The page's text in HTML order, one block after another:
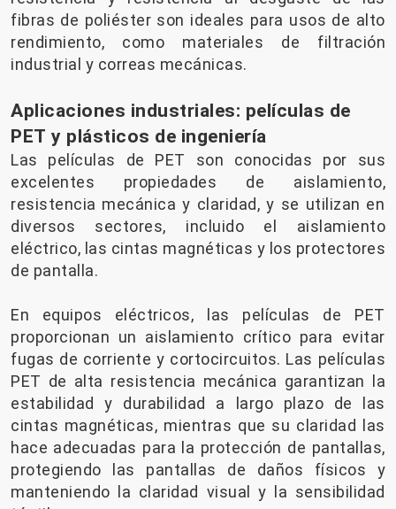
fibras de poliéster son ideales para usos de alto
rendimiento, como materiales de filtración
industrial y correas mecánicas.
Aplicaciones industriales: películas de
PET y plásticos de ingeniería
Las películas de PET son conocidas por sus
excelentes propiedades de aislamiento,
resistencia mecánica y claridad, y se utilizan en
diversos sectores, incluido el aislamiento
eléctrico, las cintas magnéticas y los protectores
de pantalla.
En equipos eléctricos, las películas de PET
proporcionan un aislamiento crítico para evitar
fugas de corriente y cortocircuitos. Las películas
PET de alta resistencia mecánica garantizan la
estabilidad y durabilidad a largo plazo de las
cintas magnéticas, mientras que su claridad las
hace adecuadas para la protección de pantallas,
protegiendo las pantallas de daños físicos y
manteniendo la claridad visual y la sensibilidad